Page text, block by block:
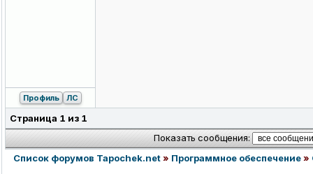
Профиль ЛС
Страница 1 из 1
Показать сообщения:
Список форумов Tapochek.net» Программное обеспечение»